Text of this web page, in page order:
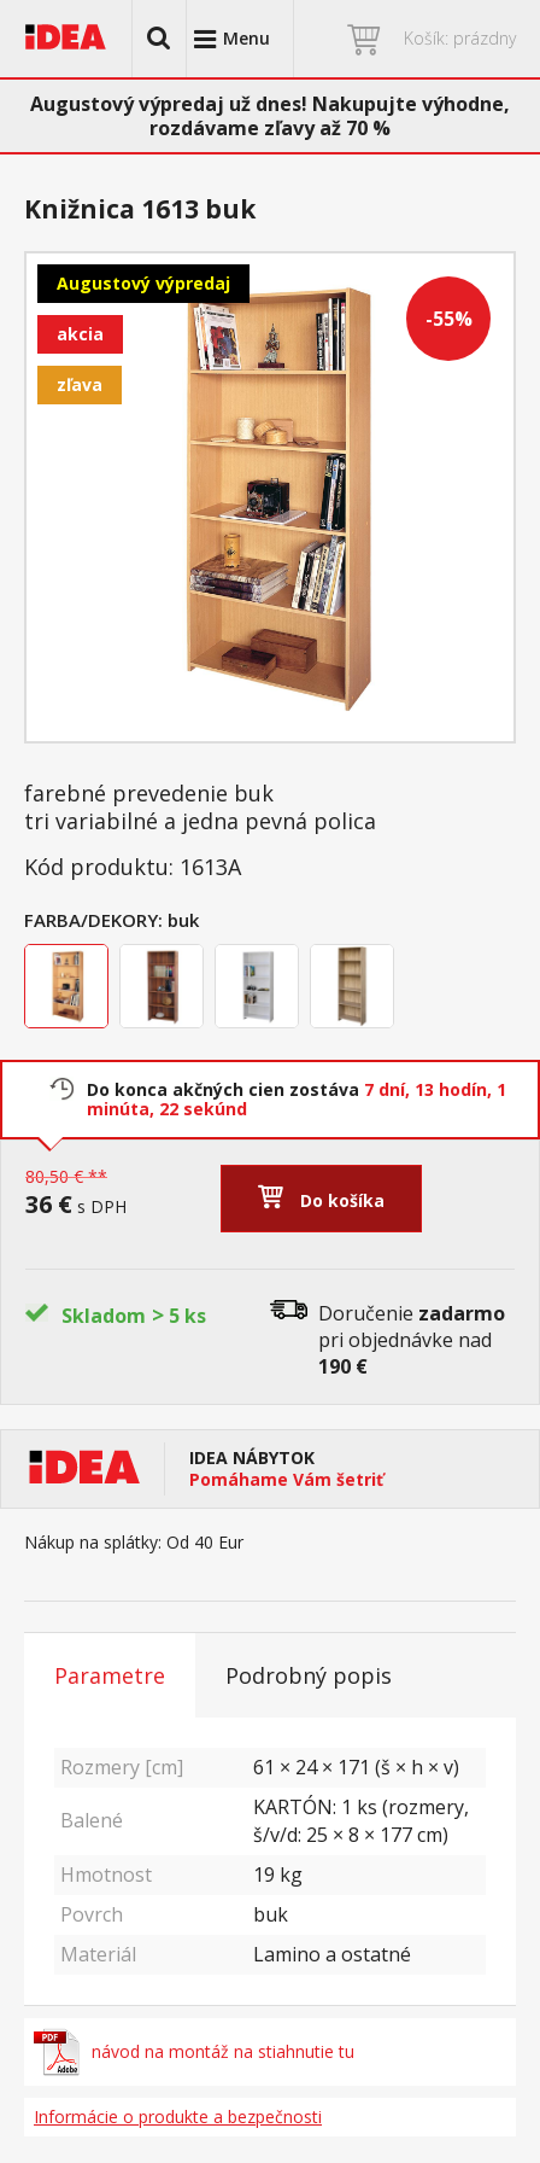
Menu Košík: prázdny
Augustový výpredaj už dnes! Nakupujte výhodne,
rozdávame zľavy až 70 %
-55%
Augustový výpredaj
akcia
zľava
Knižnica 1613 buk
farebné prevedenie buk
tri variabilné a jedna pevná polica
Kód produktu: 1613A
FARBA/DEKORY: buk
Do konca akčných cien zostáva 7 dní, 13 hodín, 1
minúta, 22 sekúnd
80,50 € **
36 € s DPH Do košíka
Skladom > 5 ks Doručenie zadarmo
pri objednávke nad
190 €
IDEA NÁBYTOK
Pomáhame Vám šetriť
Nákup na splátky: Od 40 Eur
Parametre Podrobný popis
Rozmery [cm]
61 × 24 × 171 (š × h × v)
Balené
KARTÓN: 1 ks (rozmery,
š/v/d: 25 × 8 × 177 cm)
Hmotnost
19 kg
Povrch
buk
Materiál
Lamino a ostatné
návod na montáž na stiahnutie tu
Informácie o produkte a bezpečnosti